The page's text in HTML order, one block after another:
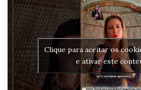
Clique para aceitar os
e ativar este